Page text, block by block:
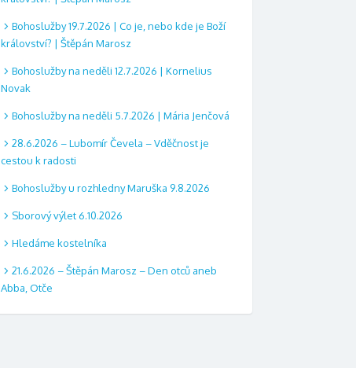
Bohoslužby 19.7.2026 | Co je, nebo kde je Boží
království? | Štěpán Marosz
Bohoslužby na neděli 12.7.2026 | Kornelius
Novak
Bohoslužby na neděli 5.7.2026 | Mária Jenčová
28.6.2026 – Lubomír Čevela – Vděčnost je
cestou k radosti
Bohoslužby u rozhledny Maruška 9.8.2026
Sborový výlet 6.10.2026
Hledáme kostelníka
21.6.2026 – Štěpán Marosz – Den otců aneb
Abba, Otče